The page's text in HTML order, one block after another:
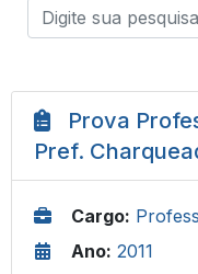
Prova
Pref.
Cargo:
Ano: 2011